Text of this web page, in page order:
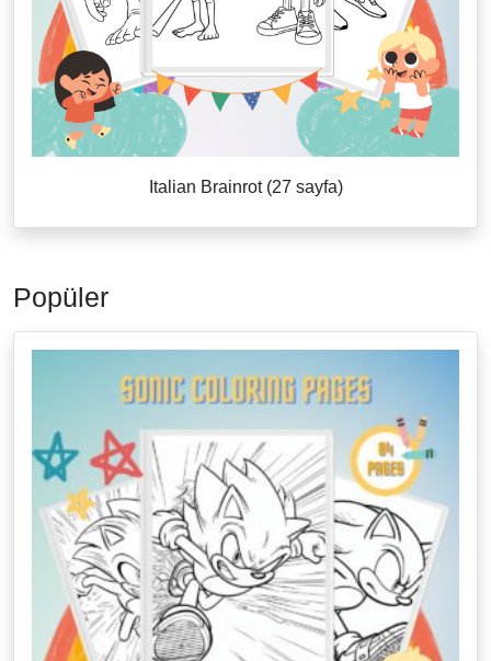
Italian Brainrot (27 sayfa)
Popüler